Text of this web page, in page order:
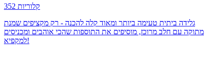
352 קלוריות
גלידה ביתית טעימה ביותר ומאוד קלה להכנה - רק מקציפים שמנת
מתוקה עם חלב מרוכז, מוסיפים את התוספות שהכי אוהבים ומכניסים
למקפיא!